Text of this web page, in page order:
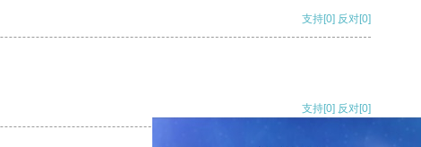
支持[0] 反对[0]
支持[0] 反对[0]